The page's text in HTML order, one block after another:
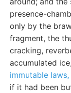
presence-
only by the
fragment, the
cracking,
accumulated
immutable laws,
if it had been